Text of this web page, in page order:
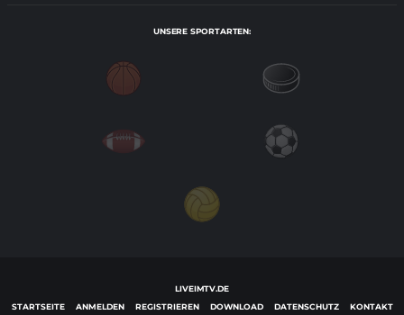
UNSERE SPORTARTEN:
LIVEIMTV.DE
STARTSEITE
ANMELDEN REGISTRIEREN DOWNLOAD DATENSCHUTZ KONTAKT